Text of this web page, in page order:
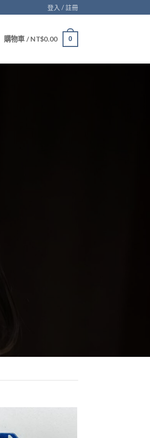
登入 / 註冊
購物車 /NT$0.00 0